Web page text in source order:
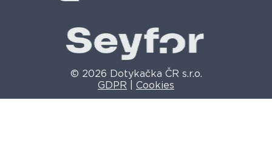
© 2026 Dotykačka ČR s.r.o.
GDPR
Cookies